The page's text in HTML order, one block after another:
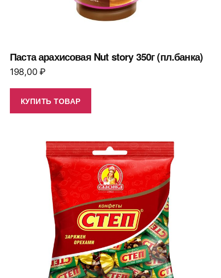
Паста арахисовая Nut story 350г (пл.банка)
198,00₽
КУПИТЬ ТОВАР